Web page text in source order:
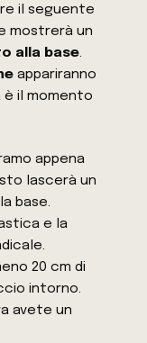
il seguente
mostrerà un
alla base.
appariranno
è il momento
appena
lascerà un
base.
e la
20 cm di
intorno.
avete un